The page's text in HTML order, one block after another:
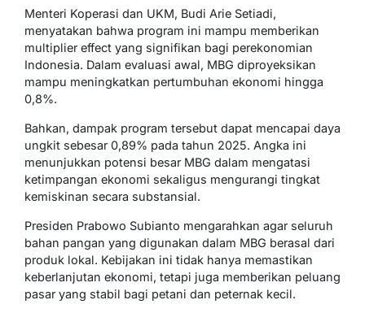
Menteri Koperasi dan UKM, Budi Arie Setiadi,
menyatakan bahwa program ini mampu memberikan
multiplier effect yang signifikan bagi perekonomian
Indonesia. Dalam evaluasi awal, MBG diproyeksikan
mampu meningkatkan pertumbuhan ekonomi hingga
0,8%.
Bahkan, dampak program tersebut dapat mencapai daya
ungkit sebesar 0,89% pada tahun 2025. Angka ini
menunjukkan potensi besar MBG dalam mengatasi
ketimpangan ekonomi sekaligus mengurangi tingkat
kemiskinan secara substansial.
Presiden Prabowo Subianto mengarahkan agar seluruh
bahan pangan yang digunakan dalam MBG berasal dari
produk lokal. Kebijakan ini tidak hanya memastikan
keberlanjutan ekonomi, tetapi juga memberikan peluang
pasar yang stabil bagi petani dan peternak kecil.